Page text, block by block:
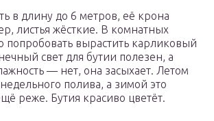
в длину до 6 метров, её крона
листья жёсткие. В комнатных
попробовать вырастить карликовый
свет для бутии полезен, а
— нет, она засыхает. Летом
полива, а зимой это
реже. Бутия красиво цветёт.